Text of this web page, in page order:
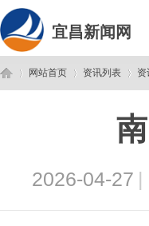
宜昌新闻网
网站首页 资讯列表
›
资
2026-04-27 |